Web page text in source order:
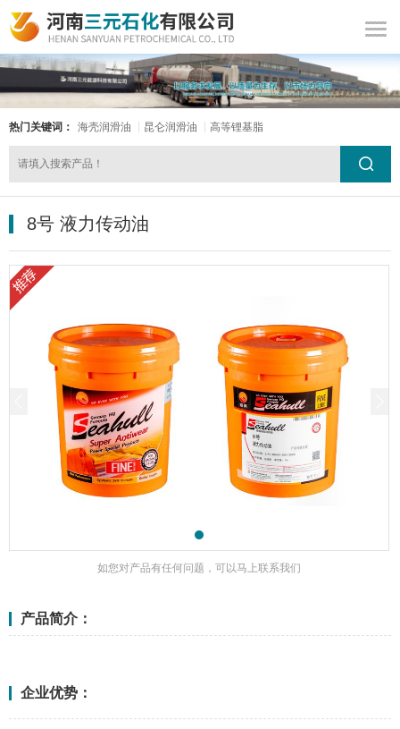
热门关键词： 海壳润滑油 昆仑润滑油 高等锂基脂
8号 液力传动油
如您对产品有任何问题，可以马上联系我们
产品简介：
企业优势：